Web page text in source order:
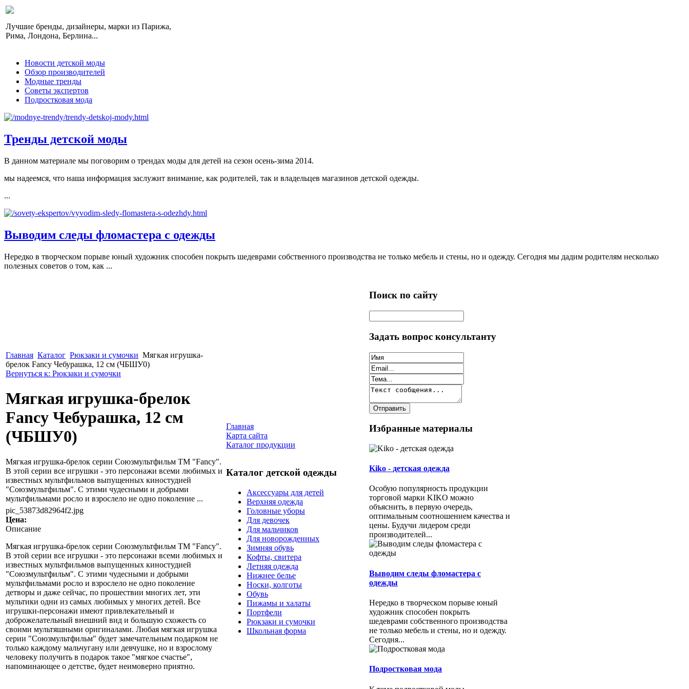
Лучшие бренды, дизайнеры, марки из Парижа,
Рима, Лондона, Берлина...
Новости детской моды
Обзор производителей
Модные тренды
Советы экспертов
Подростковая мода
Тренды детской моды
В данном материале мы поговорим о трендах моды для детей на сезон осень-зима 2014.
мы надеемся, что наша информация заслужит внимание, как родителей, так и владельцев магазинов детской одежды.
...
Выводим следы фломастера с одежды
Нередко в творческом порыве юный художник способен покрыть шедеврами собственного производства не только мебель и стены, но и одежду. Сегодня мы дадим родителям несколько
полезных советов о том, как ...
Главная Каталог Рюкзаки и сумочки Мягкая игрушка-
брелок Fancy Чебурашка, 12 см (ЧБШУ0)
Вернуться к: Рюкзаки и сумочки
Мягкая игрушка-брелок
Fancy Чебурашка, 12 см
(ЧБШУ0)
Мягкая игрушка-брелок серии Союзмультфильм ТМ "Fancy".
В этой серии все игрушки - это персонажи всеми любимых и
известных мультфильмов выпущенных киностудией
"Союзмультфильм". С этими чудесными и добрыми
мультфильмами росло и взрослело не одно поколение ...
pic_53873d82964f2.jpg
Цена:
Описание
Мягкая игрушка-брелок серии Союзмультфильм ТМ "Fancy".
В этой серии все игрушки - это персонажи всеми любимых и
известных мультфильмов выпущенных киностудией
"Союзмультфильм". С этими чудесными и добрыми
мультфильмами росло и взрослело не одно поколение
детворы и даже сейчас, по прошествии многих лет, эти
мультики одни из самых любимых у многих детей. Все
игрушки-персонажи имеют привлекательный и
доброжелательный внешний вид и большую схожесть со
своими мультяшными оригиналами. Любая мягкая игрушка
серии "Союзмультфильм" будет замечательным подарком не
только каждому мальчугану или девчушке, но и взрослому
человеку получить в подарок такое "мягкое счастье",
напоминающее о детстве, будет неимоверно приятно.
Главная
Карта сайта
Каталог продукции
Каталог детской одежды
Аксессуары для детей
Верхняя одежда
Головные уборы
Для девочек
Для мальчиков
Для новорожденных
Зимняя обувь
Кофты, свитера
Летняя одежда
Нижнее белье
Носки, колготы
Обувь
Пижамы и халаты
Портфели
Рюкзаки и сумочки
Школьная форма
Поиск по сайту
Задать вопрос консультанту
Избранные материалы
Kiko - детская одежда
Особую популярность продукции
торговой марки KIKO можно
объяснить, в первую очередь,
оптимальным соотношением качества и
цены. Будучи лидером среди
производителей...
Выводим следы фломастера с
одежды
Нередко в творческом порыве юный
художник способен покрыть
шедеврами собственного производства
не только мебель и стены, но и одежду.
Сегодня...
Подростковая мода